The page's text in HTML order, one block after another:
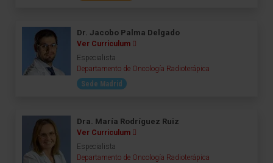
Dr. Jacobo Palma Delgado
Ver Curriculum
Especialista
Departamento de Oncología Radioterápica
Sede Madrid
Dra. María Rodríguez Ruiz
Ver Curriculum
Especialista
Departamento de Oncología Radioterápica